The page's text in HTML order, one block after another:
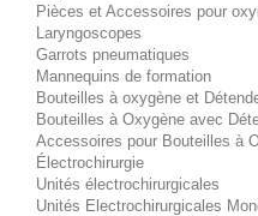
Pièces et Accessoires pour
Laryngoscopes
Garrots pneumatiques
Mannequins de formation
Bouteilles à oxygène et
Bouteilles à Oxygène avec
Accessoires pour Bouteilles à
Électrochirurgie
Unités électrochirurgicales
Unités Electrochirurgicales